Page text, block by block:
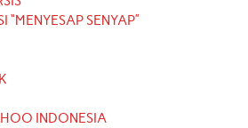
“MENYESAP SENYAP”
INDONESIA